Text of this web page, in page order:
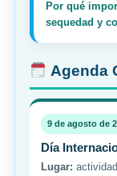
Por qué
sequedad y
Agenda
9 de agosto de
Día
Lugar: